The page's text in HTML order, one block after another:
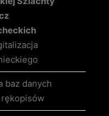
baz danych